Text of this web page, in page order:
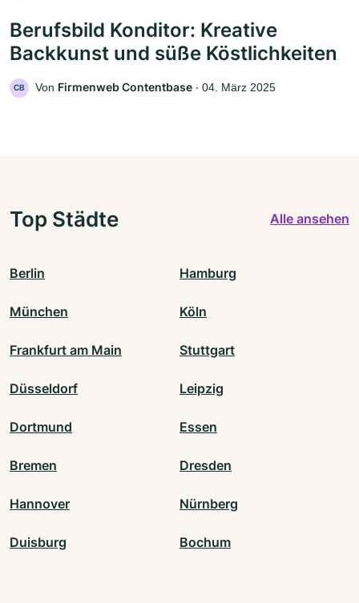
Berufsbild Konditor: Kreative
Backkunst und süße Köstlichkeiten
CB Von Firmenweb Contentbase ‧ 04. März 2025
Top Städte Alle ansehen
Berlin Hamburg
München Köln
Frankfurt am Main Stuttgart
Düsseldorf Leipzig
Dortmund Essen
Bremen Dresden
Hannover Nürnberg
Duisburg Bochum